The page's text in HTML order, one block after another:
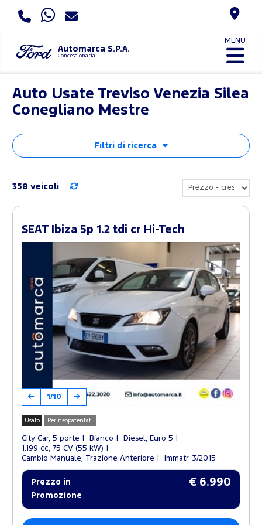
Automarca S.P.A.
Concessionaria
MENU
Auto Usate Treviso Venezia Silea
Conegliano Mestre
Filtri di ricerca
358 veicoli
SEAT Ibiza 5p 1.2 tdi cr Hi-Tech
1/10
Usato Per neopatentati
City Car, 5 porte Bianco
Diesel, Euro 5
1.199 cc, 75 CV (55 kW)
Cambio Manuale, Trazione Anteriore
Immatr. 3/2015
Prezzo in
Promozione
€ 6.990